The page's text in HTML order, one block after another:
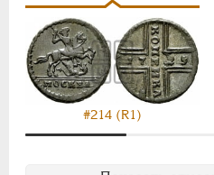
#214 (R1)